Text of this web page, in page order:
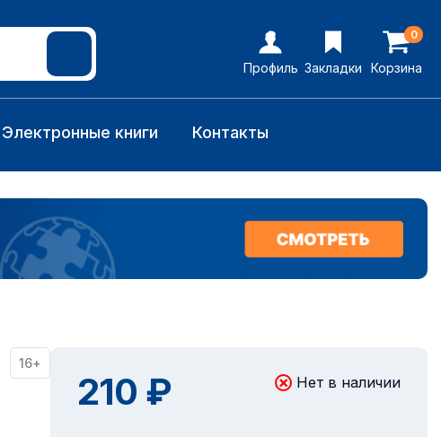
Профиль Закладки
0
Корзина
Электронные книги Контакты
16+
210 ₽ Нет в наличии